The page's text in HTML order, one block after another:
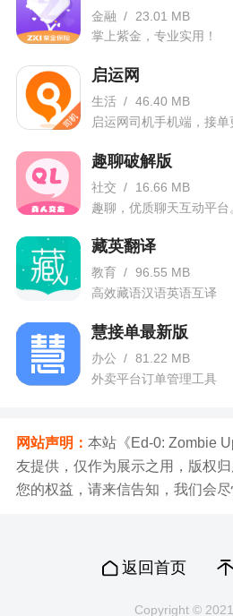
金融 /
23.01 MB
掌上紫金，专业实用！
启运网
生活 / 46.40 MB
启运网司机手机端，接单
趣聊破解版
社交 /
16.66 MB
趣聊，优质聊天互动平台
藏英翻译
教育 / 96.55 MB
高效藏语汉语英语互译
慧接单最新版
办公 / 81.22 MB
外卖平台订单管理工具
网站声明： 本站《Ed-0: Zombie
友提供，仅作为展示之用，版权
您的权益，请来信告知，我们会尽
返回首页
Copyright ©